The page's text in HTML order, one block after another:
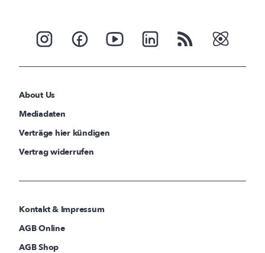
About Us
Mediadaten
Verträge hier kündigen
Vertrag widerrufen
Kontakt & Impressum
AGB Online
AGB Shop